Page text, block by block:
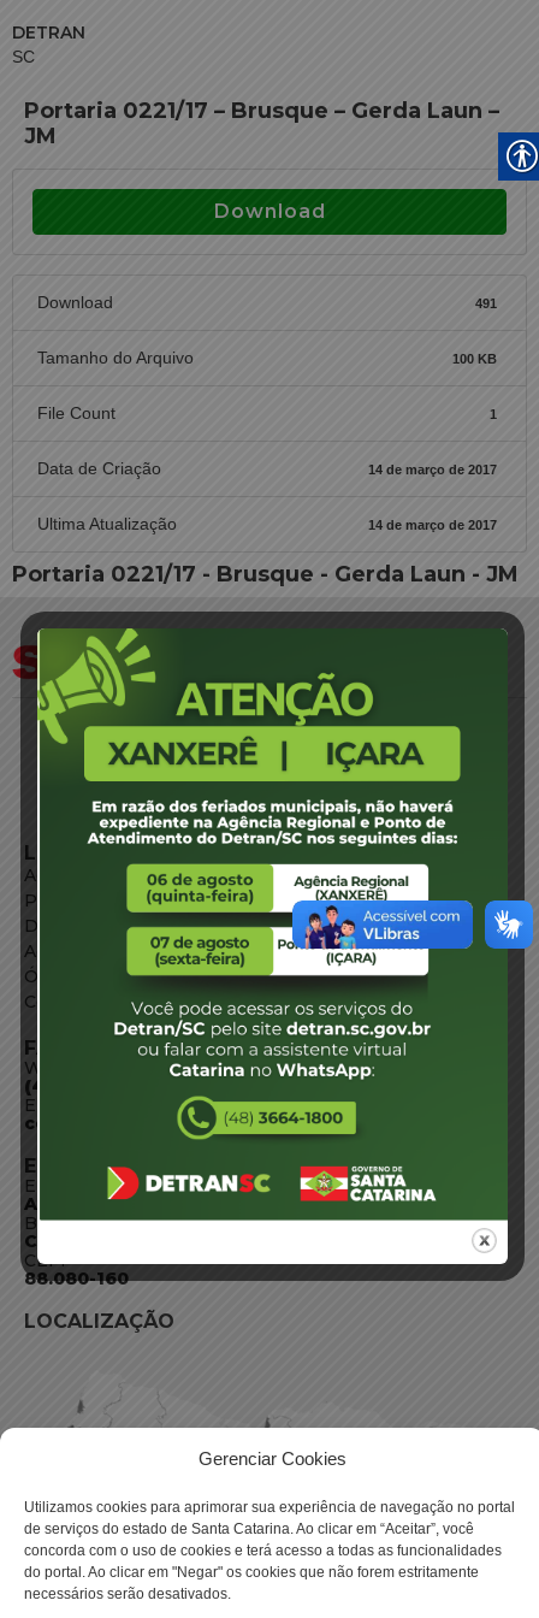
Gerenciar Cookies
Utilizamos cookies para aprimorar sua experiência de navegação no portal
de serviços do estado de Santa Catarina. Ao clicar em “Aceitar”, você
concorda com o uso de cookies e terá acesso a todas as funcionalidades
do portal. Ao clicar em "Negar" os cookies que não forem estritamente
necessários serão desativados.
DETRAN
SC
Portaria 0221/17 – Brusque – Gerda Laun –
JM
Download
Download 491
Tamanho do Arquivo 100 KB
File Count 1
Data de Criação 14 de março de 2017
Ultima Atualização 14 de março de 2017
Portaria 0221/17 - Brusque - Gerda Laun - JM
LINKS EXTERNOS
Agência de Notícias
Portal de Serviços
Diário Oficial
Acesso à Informação
Órgãos do Governo
Conheça SC
FALE CONOSCO
WhatsApp:
(48) 3664-1800
E-mail:
centraldeinformacoes@detran.sc.gov.br
ENDEREÇO
Endereço:
Av. Almirante Tamandaré - 480
Bairro:
Coqueiros, Florianópolis SC
CEP:
88.080-160
LOCALIZAÇÃO